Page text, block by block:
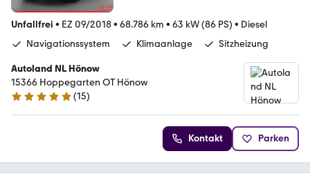
Unfallfrei • EZ 09/2018• 68.786 km • 63 kW (86 PS) • Diesel
Navigationssystem
Klimaanlage Sitzheizung
Autoland NL Hönow
15366 Hoppegarten OT Hönow
5 Sterne
(15)
Kontakt Parken